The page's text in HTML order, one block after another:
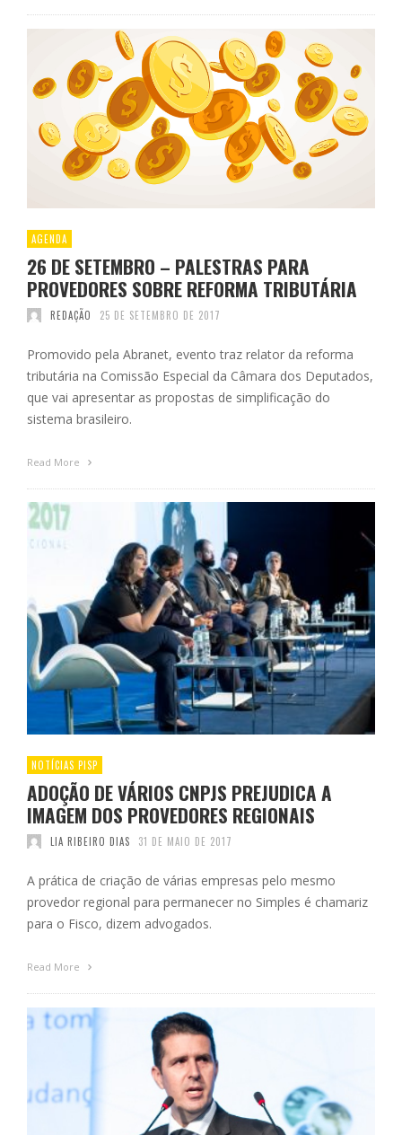
AGENDA
26 DE SETEMBRO – PALESTRAS PARA
PROVEDORES SOBRE REFORMA TRIBUTÁRIA
REDAÇÃO 25 DE SETEMBRO DE 2017
Promovido pela Abranet, evento traz relator da reforma
tributária na Comissão Especial da Câmara dos Deputados,
que vai apresentar as propostas de simplificação do
sistema brasileiro.
Read More
NOTÍCIAS PISP
ADOÇÃO DE VÁRIOS CNPJS PREJUDICA A
IMAGEM DOS PROVEDORES REGIONAIS
LIA RIBEIRO DIAS 31 DE MAIO DE 2017
A prática de criação de várias empresas pelo mesmo
provedor regional para permanecer no Simples é chamariz
para o Fisco, dizem advogados.
Read More